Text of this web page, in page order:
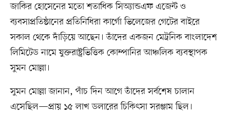
জাকির হোসেনের মতো শতাধিক সিঅ্যান্ডএফ এজেন্ট ও
ব্যবসাপ্রতিষ্ঠানের প্রতিনিধিরা কার্গো ভিলেজের গেটের বাইরে
সকাল থেকে দাঁড়িয়ে আছেন। তাঁদের একজন মেট্রনিক বাংলাদেশ
লিমিটেড নামে যুক্তরাষ্ট্রভিত্তিক কোম্পানির আঞ্চলিক ব্যবস্থাপক
সুমন মোল্লা।
সুমন মোল্লা জানান, পাঁচ দিন আগে তাঁদের সর্বশেষ চালান
এসেছিল—প্রায় ১৫ লাখ ডলারের চিকিৎসা সরঞ্জাম ছিল।